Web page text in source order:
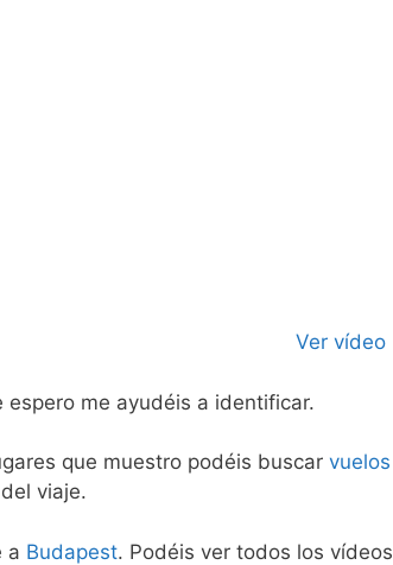
Ver vídeo
me ayudéis a identificar.
que muestro podéis buscar vuelos
viaje.
a Budapest. Podéis ver todos los vídeos